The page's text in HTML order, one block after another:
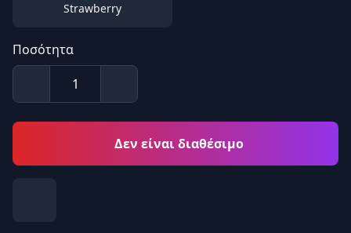
Strawberry
Ποσότητα
Δεν είναι διαθέσιμο